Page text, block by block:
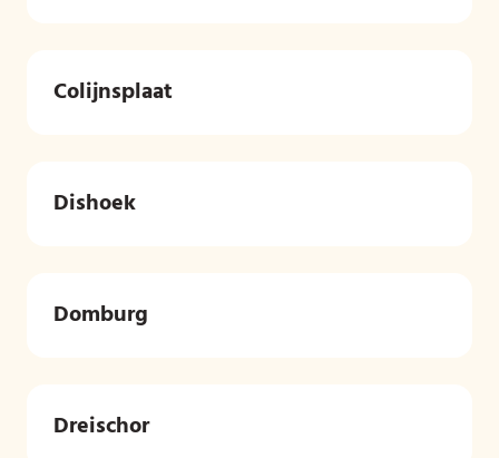
Colijnsplaat
Dishoek
Domburg
Dreischor